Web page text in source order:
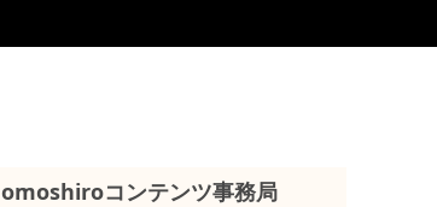
omoshiroコンテンツ事務局